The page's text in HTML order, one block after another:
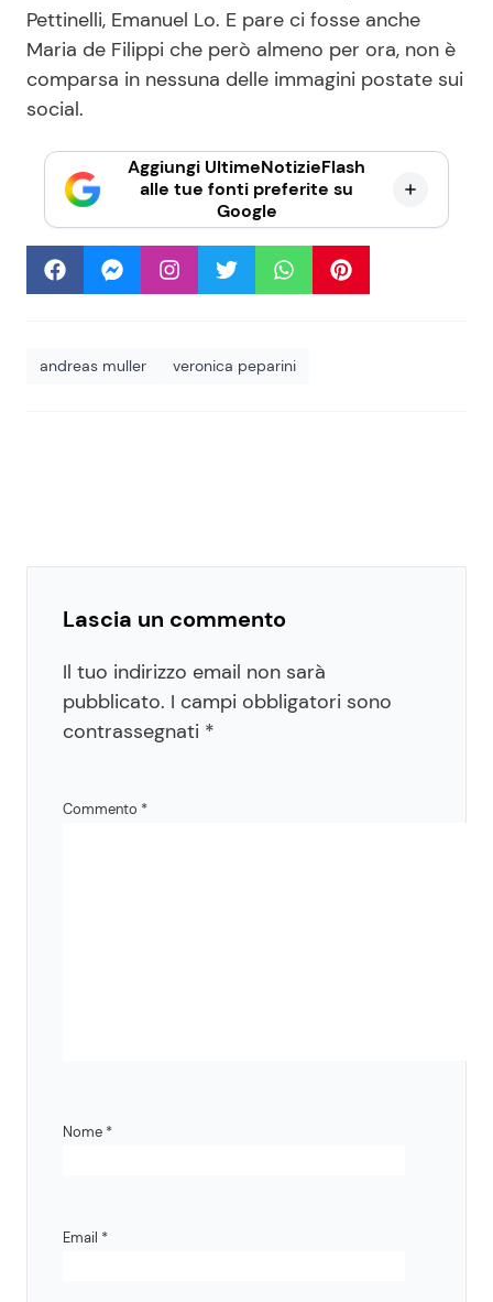
Pettinelli, Emanuel Lo. E pare ci fosse anche
Maria de Filippi che però almeno per ora, non è
comparsa in nessuna delle immagini postate sui
social.
Aggiungi UltimeNotizieFlash
alle tue fonti preferite su
Google
andreas muller veronica peparini
Lascia un commento
Il tuo indirizzo email non sarà
pubblicato. I campi obbligatori sono
contrassegnati *
Commento *
Nome *
Email *